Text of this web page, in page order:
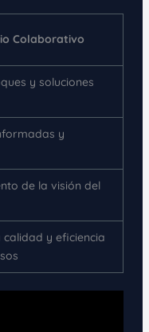
Colaborativo
y soluciones
y
de la visión del
calidad y eficiencia